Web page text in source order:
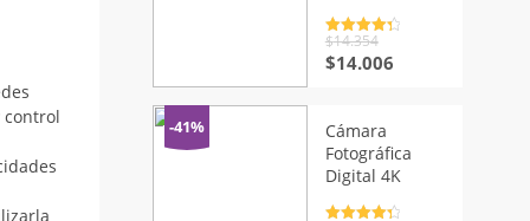
control
Valorado
con
5
$14.354
El
era:
$14.354.
$14.006El
$14.006.
-41%
Cámara
Fotográfica
Digital 4K